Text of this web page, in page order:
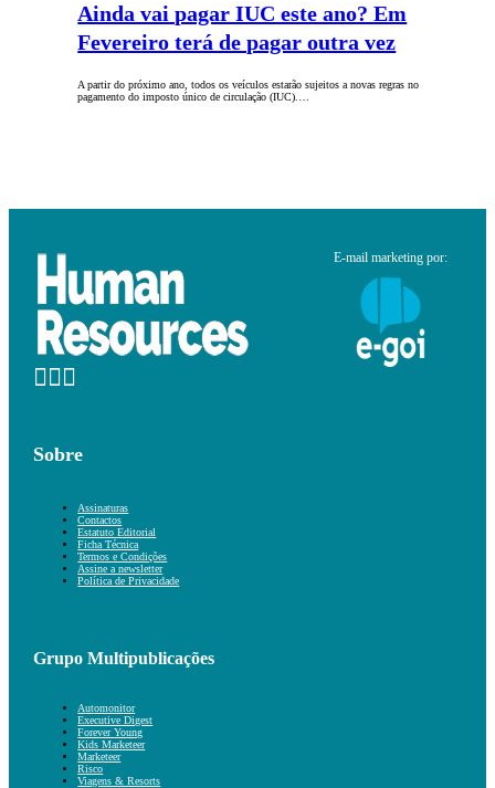
Ainda vai pagar IUC este ano? Em
Fevereiro terá de pagar outra vez
A partir do próximo ano, todos os veículos estarão sujeitos a novas regras no
pagamento do imposto único de circulação (IUC).…
E-mail marketing por:
Sobre
Assinaturas
Contactos
Estatuto Editorial
Ficha Técnica
Termos e Condições
Assine a newsletter
Política de Privacidade
Grupo Multipublicações
Automonitor
Executive Digest
Forever Young
Kids Marketeer
Marketeer
Risco
Viagens & Resorts